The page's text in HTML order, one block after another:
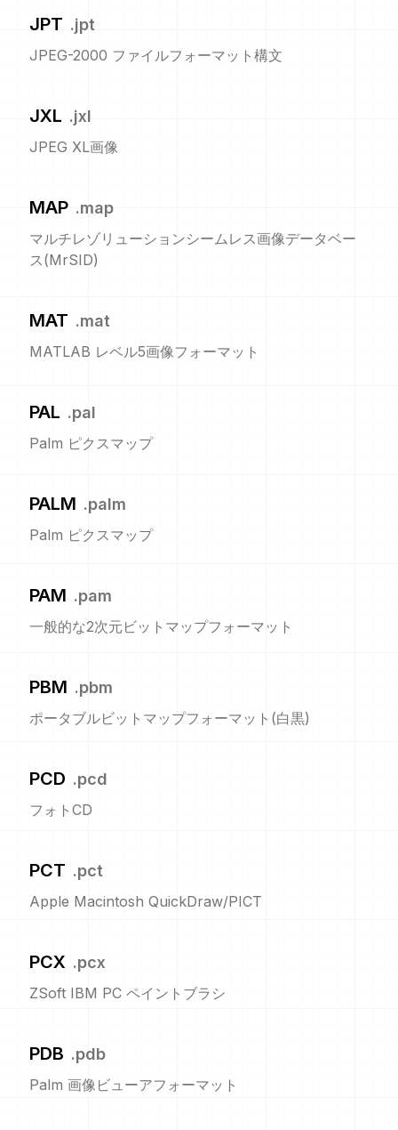
JPT .jpt
JPEG-2000 ファイルフォーマット構文
JXL .jxl
JPEG XL画像
MAP .map
マルチレゾリューションシームレス画像データベー
ス(MrSID)
MAT .mat
MATLAB レベル5画像フォーマット
PAL .pal
Palm ピクスマップ
PALM .palm
Palm ピクスマップ
PAM .pam
一般的な2次元ビットマップフォーマット
PBM .pbm
ポータブルビットマップフォーマット(白黒)
PCD .pcd
フォトCD
PCT .pct
Apple Macintosh QuickDraw/PICT
PCX .pcx
ZSoft IBM PC ペイントブラシ
PDB .pdb
Palm 画像ビューアフォーマット